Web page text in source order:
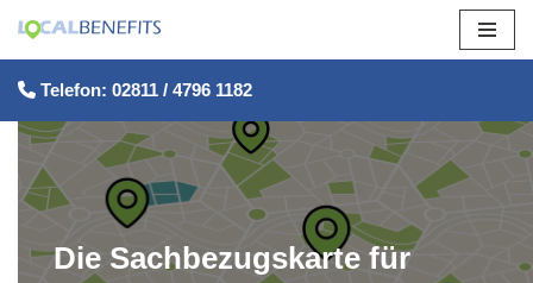
Zum
Inhalt
springen
Telefon: 02811 / 4796 1182
Die Sachbezugskarte für